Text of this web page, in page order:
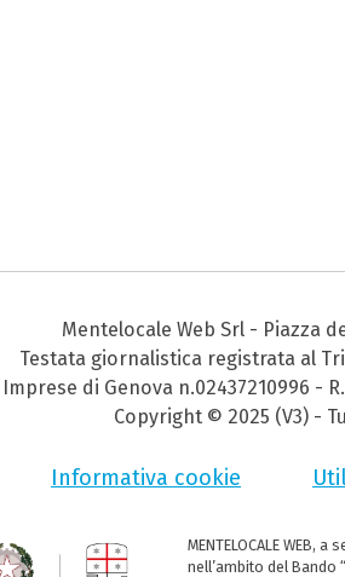
Mentelocale Web Srl - Piazza
Testata giornalistica registrata al
di Genova n.02437210996 -
Copyright © 2025 (V3) -
Informativa cookie
MENTELOCALE
nell’ambito del